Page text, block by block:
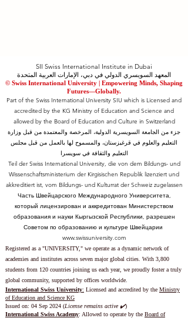
SII Swiss International Institute in Dubai
المعهد السويسري الدولي في دبي، الإمارات العربية المتحدة
© Swiss International University | ​Empowering Minds, Shaping
Futures—Globally.
Part of the Swiss International University SIU which is Licensed and
accredited by the KG Ministry of Education and Science and
allowed by the Board of Education and Culture in Switzerland
جزء من الجامعة السويسرية الدولية، المرخصة والمعتمدة من قبل وزارة
التعليم والعلوم في قرغيزستان، والمسموح لها بالعمل من قبل مجلس
التعليم والثقافة في سويسرا
Teil der Swiss International University, die von dem Bildungs- und
Wissenschaftsministerium der Kirgisischen Republik lizenziert und
akkreditiert ist, vom Bildungs- und Kulturrat der Schweiz zugelassen
Часть Швейцарского Международного Университета,
который лицензирован и аккредитован Министерством
образования и науки Кыргызской Республики, разрешен
Советом по образованию и культуре Швейцарии
www.swissuniversity.com
Registered as a "UNIVERSITY," we operate as a dynamic network of
academies and institutes across seven major global cities. With 3,800
students from 120 countries joining us each year, we proudly foster a truly
global community, supported by offices worldwide.
International Swiss University: Licensed and accredited by the Ministry
of Education and Science KG
Issued on: 04 Sep 2024 (License remains active ✔️)
International Swiss Academy: Allowed to operate by the Board of